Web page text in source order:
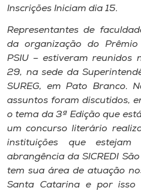
Biblioteca
Editora
Rádio
Museu
Unoesc
Store
Inscrições Iniciam dia 15.
Representantes de
da organização do Prêmio
PSIU – estiveram reunidos
29, na sede da
SUREG, em Pato Branco.
assuntos foram discutidos,
o tema da 3ª Edição que
um concurso literário
instituições que
abrangência da SICREDI
tem sua área de atuação
Santa Catarina e por isso